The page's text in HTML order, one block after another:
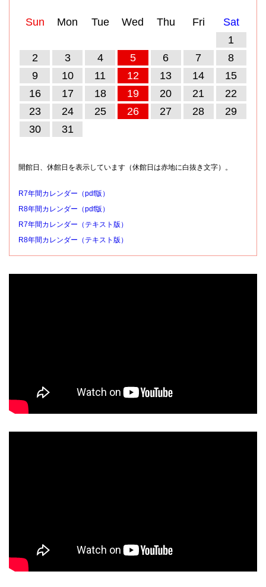
Sun Mon Tue Wed Thu Fri
Sat
1
2
3 4 5 6 7
8
9
10 11 12 13 14
15
16
17 18 19 20 21
22
23
24 25 26 27 28
29
30
31
開館日、休館日を表示しています（休館日は赤地に白抜き文字）。
R7年間カレンダー（pdf版）
R8年間カレンダー（pdf版）
R7年間カレンダー（テキスト版）
R8年間カレンダー（テキスト版）